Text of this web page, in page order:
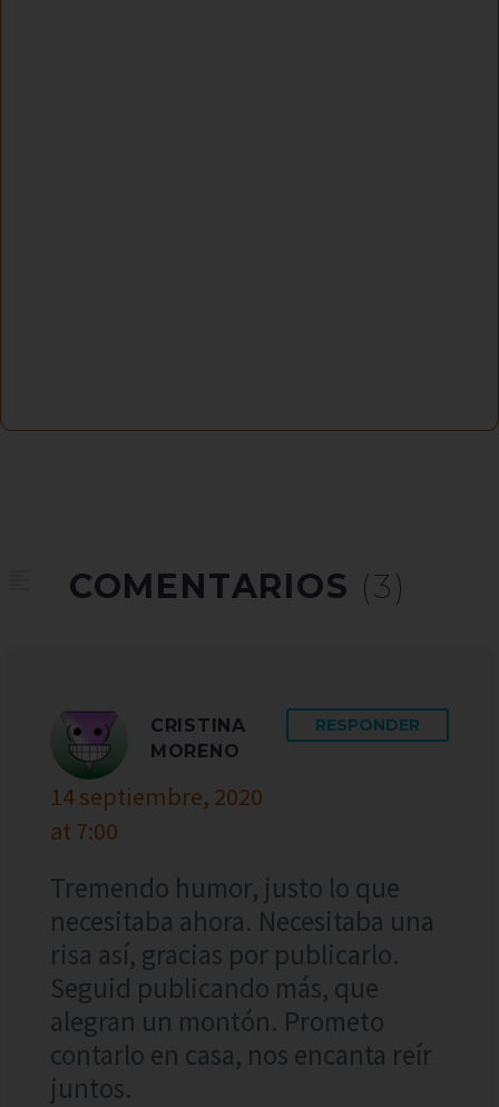
COMENTARIOS (3)
CRISTINA
MORENO
14 septiembre, 2020
at 7:00
RESPONDER
Tremendo humor, justo lo que
necesitaba ahora. Necesitaba una
risa así, gracias por publicarlo.
Seguid publicando más, que
alegran un montón. Prometo
contarlo en casa, nos encanta reír
juntos.